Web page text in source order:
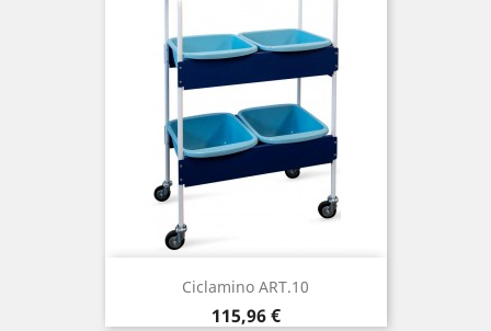
Ciclamino ART.10
Precio
115,96 €